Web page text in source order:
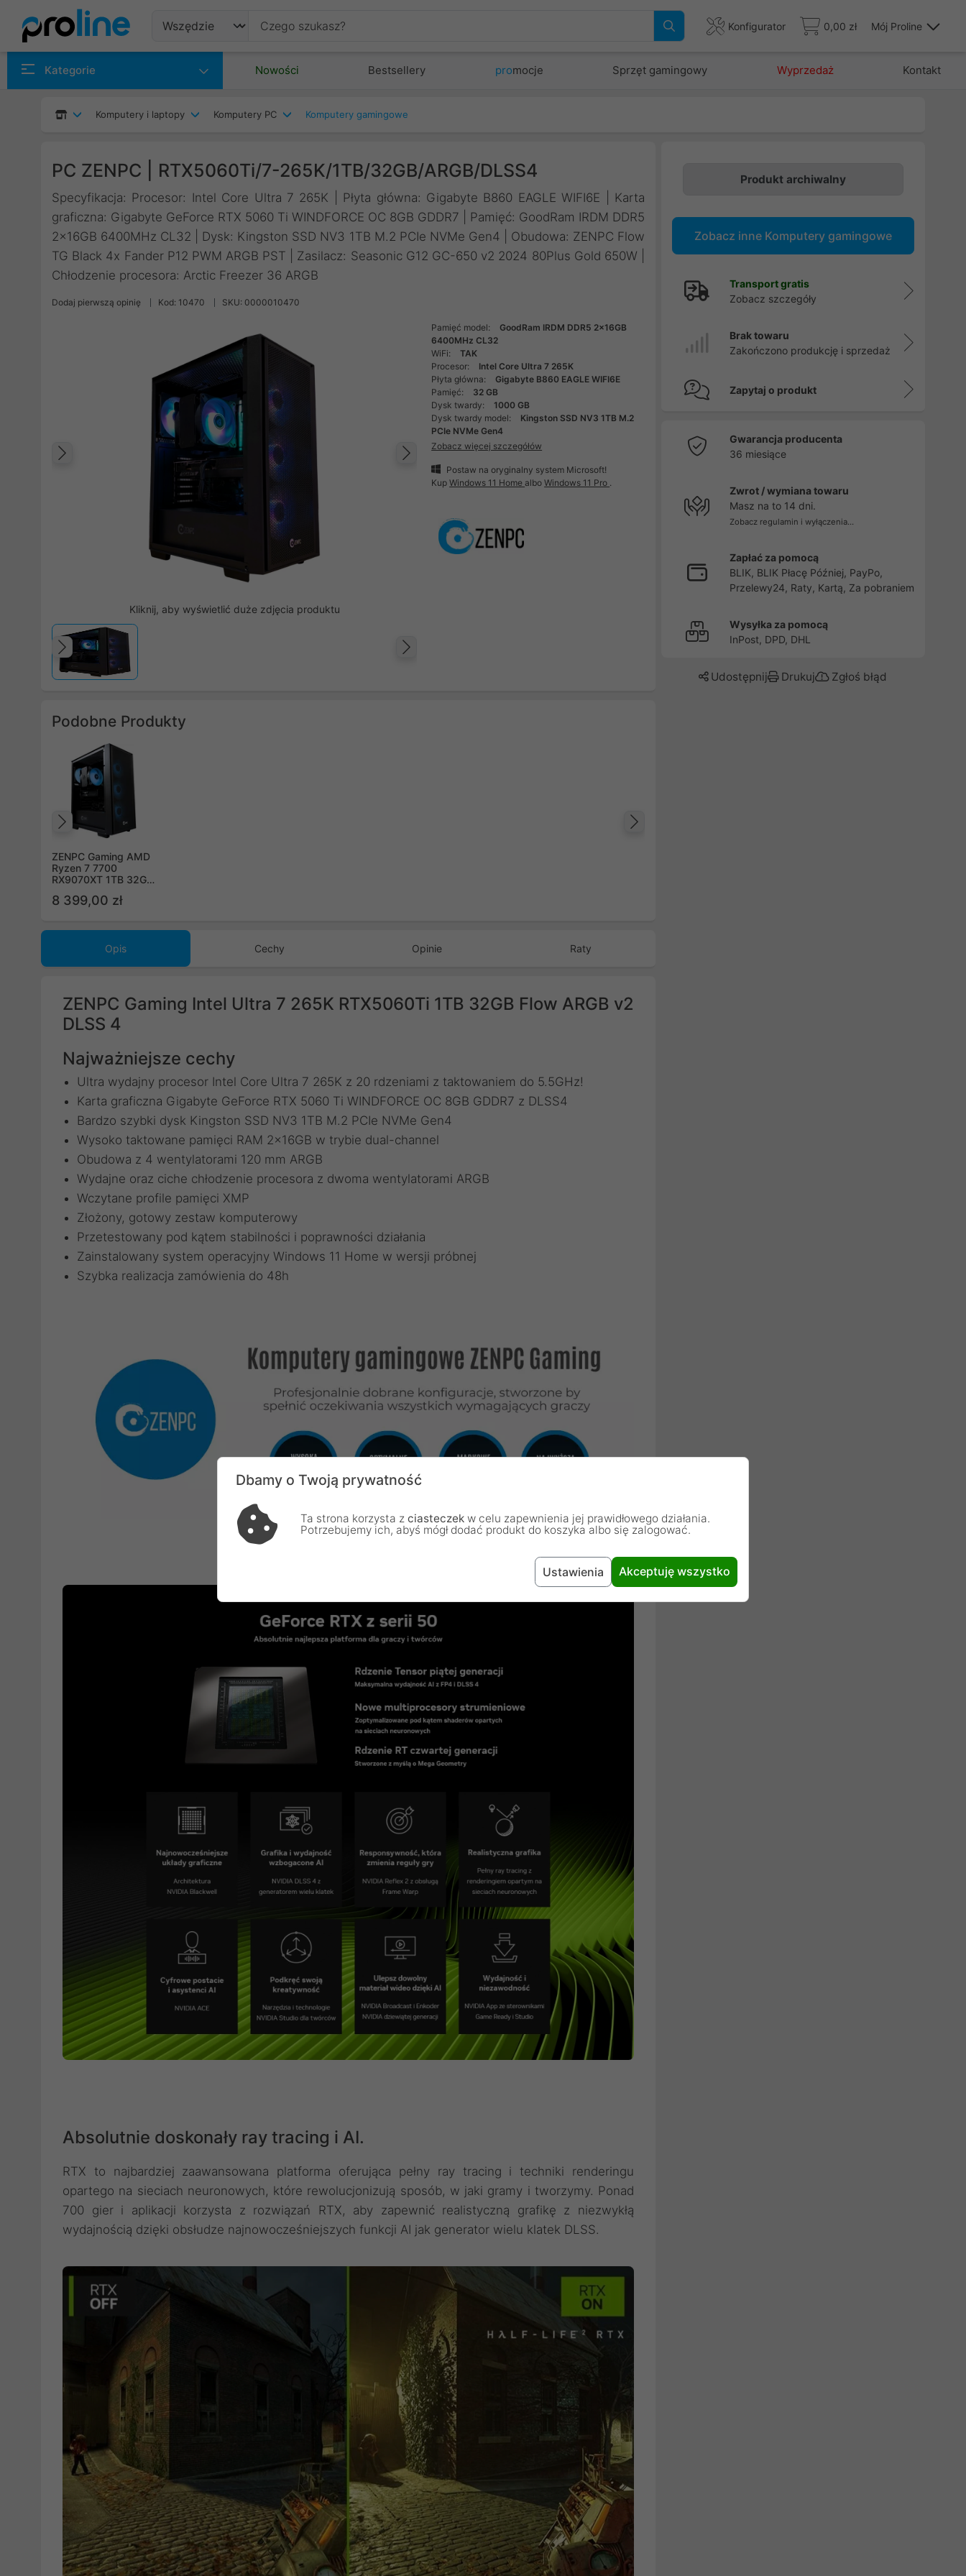
Konfigurator 0,00 zł Mój Proline
Kategorie Nowości Bestsellery promocje Sprzęt gamingowy Wyprzedaż Kontakt
Komputery i laptopy Komputery PC Komputery gamingowe
PC ZENPC | RTX5060Ti/7-265K/1TB/32GB/ARGB/DLSS4
Specyfikacja: Procesor: Intel Core Ultra 7 265K | Płyta główna: Gigabyte B860 EAGLE WIFI6E | Karta
graficzna: Gigabyte GeForce RTX 5060 Ti WINDFORCE OC 8GB GDDR7 | Pamięć: GoodRam IRDM DDR5
2x16GB 6400MHz CL32 | Dysk: Kingston SSD NV3 1TB M.2 PCIe NVMe Gen4 | Obudowa: ZENPC Flow
TG Black 4x Fander P12 PWM ARGB PST | Zasilacz: Seasonic G12 GC-650 v2 2024 80Plus Gold 650W |
Chłodzenie procesora: Arctic Freezer 36 ARGB
Dodaj pierwszą opinię Kod: 10470 SKU: 0000010470
Następny
Poprzedni
Kliknij, aby wyświetlić duże zdjęcia produktu
Poprzedni
Pamięć model:
GoodRam IRDM DDR5 2x16GB
6400MHz CL32
WiFi:
TAK
Procesor:
Intel Core Ultra 7 265K
Płyta główna:
Gigabyte B860 EAGLE WIFI6E
Pamięć:
32 GB
Dysk twardy:
1000 GB
Dysk twardy model:
Kingston SSD NV3 1TB M.2
PCIe NVMe Gen4
Zobacz więcej szczegółów
Postaw na oryginalny system Microsoft!
KupWindows 11 HomealboWindows 11 Pro .
Podobne Produkty
ZENPC Gaming AMD
Ryzen 7 7700
RX9070XT 1TB 32GB
8 399,00 zł
Poprzedni
Opis Cechy Opinie Raty
ZENPC Gaming Intel Ultra 7 265K RTX5060Ti 1TB 32GB Flow ARGB v2
DLSS 4
Najważniejsze cechy
Ultra wydajny procesor Intel Core Ultra 7 265K z 20 rdzeniami z taktowaniem do 5.5GHz!
Karta graficzna Gigabyte GeForce RTX 5060 Ti WINDFORCE OC 8GB GDDR7 z DLSS4
Bardzo szybki dysk Kingston SSD NV3 1TB M.2 PCIe NVMe Gen4
Wysoko taktowane pamięci RAM 2x16GB w trybie dual-channel
Obudowa z 4 wentylatorami 120 mm ARGB
Wydajne oraz ciche chłodzenie procesora z dwoma wentylatorami ARGB
Wczytane profile pamięci XMP
Złożony, gotowy zestaw komputerowy
Przetestowany pod kątem stabilności i poprawności działania
Zainstalowany system operacyjny Windows 11 Home w wersji próbnej
Szybka realizacja zamówienia do 48h
Absolutnie doskonały ray tracing i AI.
RTX to najbardziej zaawansowana platforma oferująca pełny ray tracing i techniki renderingu
opartego na sieciach neuronowych, które rewolucjonizują sposób, w jaki gramy i tworzymy. Ponad
700 gier i aplikacji korzysta z rozwiązań RTX, aby zapewnić realistyczną grafikę z niezwykłą
wydajnością dzięki obsłudze najnowocześniejszych funkcji AI jak generator wielu klatek DLSS.
Produkt archiwalny
Zobacz inne Komputery gamingowe
Transport gratis
Zobacz szczegóły
Brak towaru
Zakończono produkcję i sprzedaż
Zapytaj o produkt
Gwarancja producenta
36 miesiące
Zwrot / wymiana towaru
Masz na to 14 dni.
Zobacz regulamin i wyłączenia...
Zapłać za pomocą
BLIK, BLIK Płacę Później, PayPo,
Przelewy24, Raty, Kartą, Za pobraniem
Wysyłka za pomocą
InPost, DPD, DHL
Udostępnij Drukuj Zgłoś błąd
Dbamy o Twoją prywatność
Ta strona korzysta z ciasteczek w celu zapewnienia jej prawidłowego działania.
Potrzebujemy ich, abyś mógł dodać produkt do koszyka albo się zalogować.
Ustawienia Akceptuję wszystko